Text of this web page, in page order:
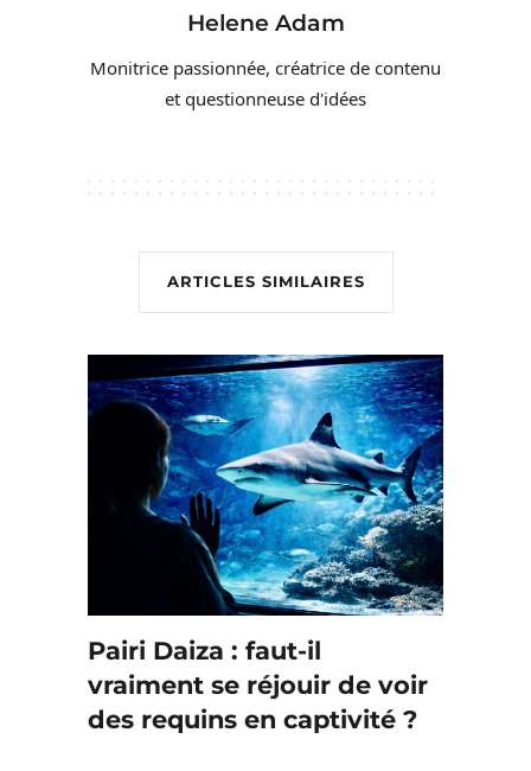
Helene Adam
Monitrice passionnée, créatrice de contenu
et questionneuse d'idées
ARTICLES SIMILAIRES
Pairi Daiza : faut-il
vraiment se réjouir de voir
des requins en captivité ?